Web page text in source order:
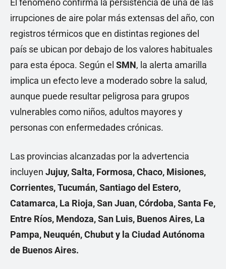
El fenómeno confirma la persistencia de una de las
irrupciones de aire polar más extensas del año, con
registros térmicos que en distintas regiones del
país se ubican por debajo de los valores habituales
para esta época. Según el SMN, la alerta amarilla
implica un efecto leve a moderado sobre la salud,
aunque puede resultar peligrosa para grupos
vulnerables como niños, adultos mayores y
personas con enfermedades crónicas.
Las provincias alcanzadas por la advertencia
incluyen Jujuy, Salta, Formosa, Chaco, Misiones,
Corrientes, Tucumán, Santiago del Estero,
Catamarca, La Rioja, San Juan, Córdoba, Santa Fe,
Entre Ríos, Mendoza, San Luis, Buenos Aires, La
Pampa, Neuquén, Chubut y la Ciudad Autónoma
de Buenos Aires.